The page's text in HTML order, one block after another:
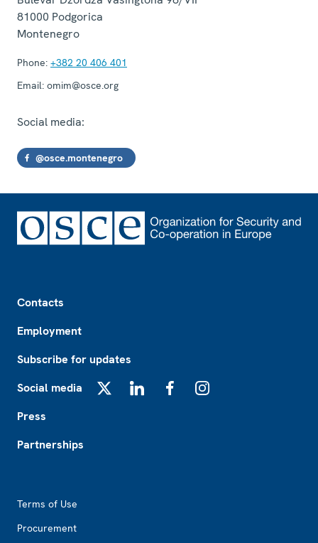
81000 Podgorica
Montenegro
Phone: +382 20 406 401
Email: omim@osce.org
Social media:
@osce.montenegro
Contacts
Employment
Subscribe for updates
Social media
Press
Partnerships
Terms of Use
Procurement